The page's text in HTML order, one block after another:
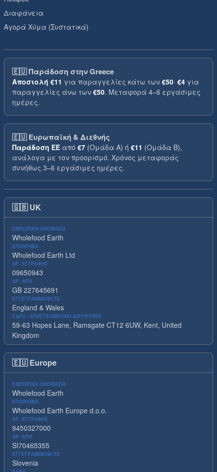
Διαφάνεια
Αγορά Χύμα (Συστατικά)
🇪🇺Παράδοση στην Greece
Αποστολή €11 για παραγγελίες κάτω των €50· €4 για
παραγγελίες άνω των €50. Μεταφορά 4–6 εργάσιμες
ημέρες.
🇪🇺Ευρωπαϊκή & Διεθνής
Παράδοση ΕΕ από €7 (Ομάδα A) ή €11 (Ομάδα B),
ανάλογα με τον προορισμό. Χρόνος μεταφοράς
συνήθως 3–6 εργάσιμες ημέρες.
🇬🇧 UK
ΕΜΠΟΡΙΚΉ ΟΝΟΜΑΣΊΑ
Wholefood Earth
ΕΠΩΝΥΜΊΑ
Wholefood Earth Ltd
ΑΡ. ΕΓΓΡΑΦΉΣ
09650943
ΑΡ. ΦΠΑ
GB 227645691
ΕΓΓΕΓΡΑΜΜΈΝΗ ΣΕ
England & Wales
ΈΔΡΑ / ΕΠΑΓΓΕΛΜΑΤΙΚΉ ΔΙΕΎΘΥΝΣΗ
59-63 Hopes Lane, Ramsgate CT12 6UW, Kent, United
Kingdom
🇪🇺 Europe
ΕΜΠΟΡΙΚΉ ΟΝΟΜΑΣΊΑ
Wholefood Earth
ΕΠΩΝΥΜΊΑ
Wholefood Earth Europe d.o.o.
ΑΡ. ΕΓΓΡΑΦΉΣ
9450327000
ΑΡ. ΦΠΑ
SI70465355
ΕΓΓΕΓΡΑΜΜΈΝΗ ΣΕ
Slovenia